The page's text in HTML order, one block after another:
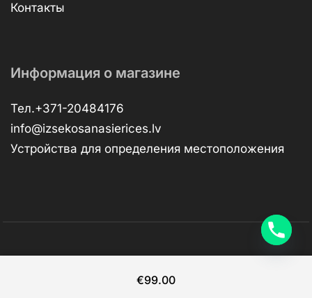
€99.00
Контакты
Информация о магазине
Тел.+371-20484176
info@izsekosanasierices.lv
Устройства для определения местоположения